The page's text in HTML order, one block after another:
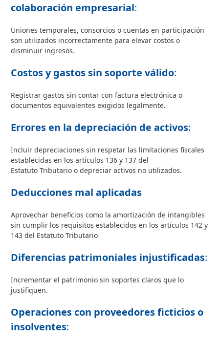
colaboración empresarial:
Uniones temporales, consorcios o cuentas en participación
son utilizados incorrectamente para elevar costos o
disminuir ingresos.
Costos y gastos sin soporte válido:
Registrar gastos sin contar con factura electrónica o
documentos equivalentes exigidos legalmente.
Errores en la depreciación de activos:
Incluir depreciaciones sin respetar las limitaciones fiscales
establecidas en los artículos 136 y 137 del
Estatuto Tributario o depreciar activos no utilizados.
Deducciones mal aplicadas
Aprovechar beneficios como la amortización de intangibles
sin cumplir los requisitos establecidos en los artículos 142 y
143 del Estatuto Tributario
Diferencias patrimoniales injustificadas:
Incrementar el patrimonio sin soportes claros que lo
justifiquen.
Operaciones con proveedores ficticios o
insolventes: